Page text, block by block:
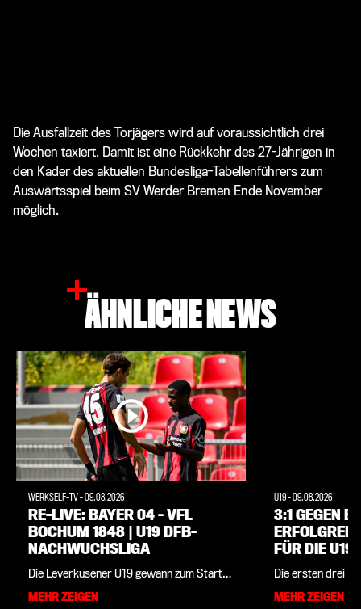
Die Ausfallzeit des Torjägers wird auf voraussichtlich drei
Wochen taxiert. Damit ist eine Rückkehr des 27-Jährigen in
den Kader des aktuellen Bundesliga-Tabellenführers zum
Auswärtsspiel beim SV Werder Bremen Ende November
möglich.
ÄHNLICHE NEWS
WERKSELF-TV-09.08.2026
RE-LIVE: BAYER 04 – VFL
BOCHUM 1848 | U19 DFB-
NACHWUCHSLIGA
Die Leverkusener U19 gewann zum Start
Nachwuchsliga am Sonntag, 9. August,
MEHR ZEIGEN
U19-09.08.2026
3:1 GEGEN
FÜR DIE U19
Die ersten drei
Bayer 04 gewann
MEHR ZEIGEN